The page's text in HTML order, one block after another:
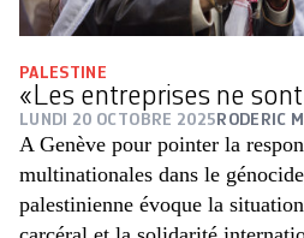
PALESTINE
«Les entreprises ne
LUNDI 20 OCTOBRE 2025 RODERIC
A Genève pour pointer la
multinationales dans le
palestinienne évoque la